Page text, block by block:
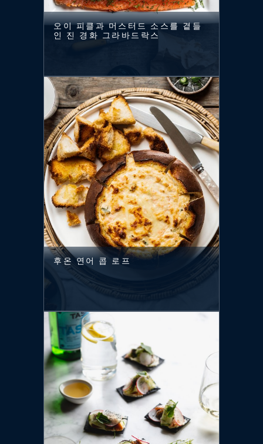
오이 피클과 머스터드 소스를 곁들
인 진 경화 그라바드락스
후온 연어 콥 로프